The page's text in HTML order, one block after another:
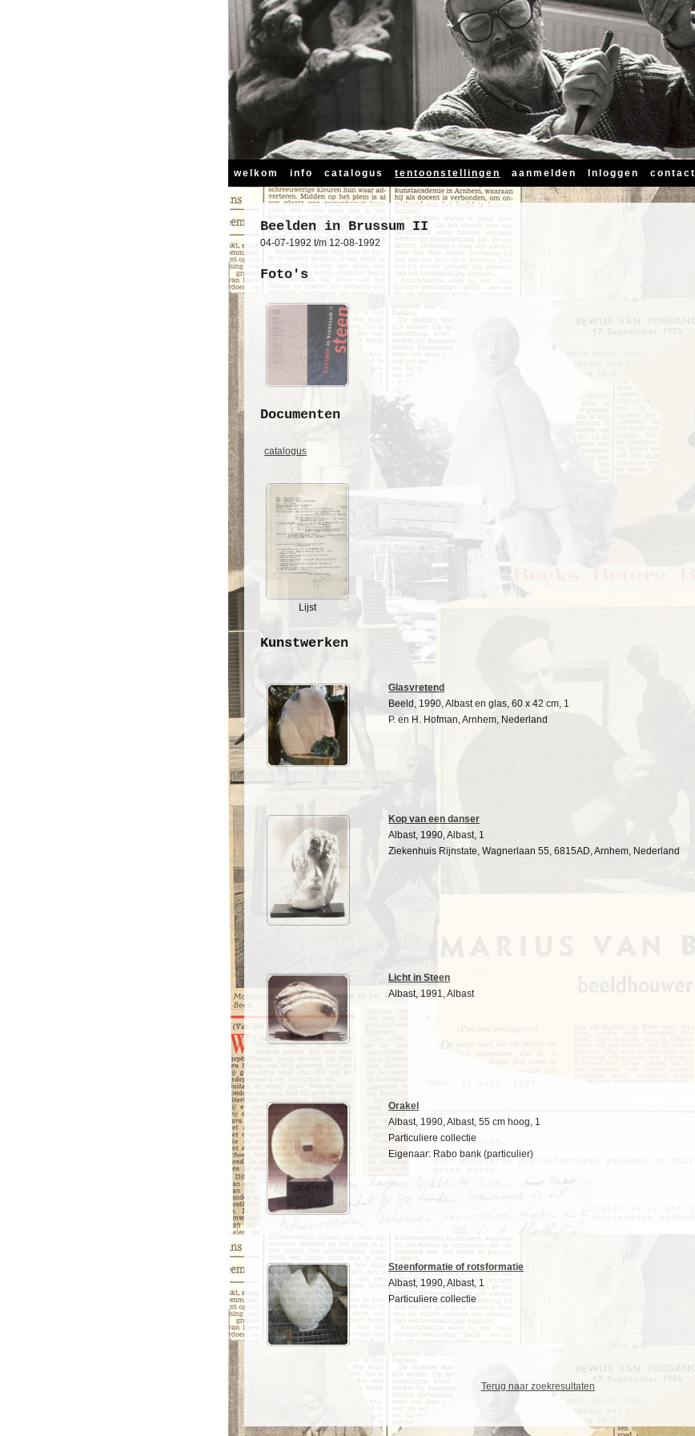
welkom info catalogus tentoonstellingen aanmelden Inloggen contact
Beelden in Brussum II
04-07-1992 t/m 12-08-1992
Foto's
Documenten
catalogus
Lijst
Kunstwerken
Glasvretend
Beeld, 1990, Albast en glas, 60 x 42 cm, 1
P. en H. Hofman, Arnhem, Nederland
Kop van een danser
Albast, 1990, Albast, 1
Ziekenhuis Rijnstate, Wagnerlaan 55, 6815AD, Arnhem, Nederland
Licht in Steen
Albast, 1991, Albast
Orakel
Albast, 1990, Albast, 55 cm hoog, 1
Particuliere collectie
Eigenaar: Rabo bank (particulier)
Steenformatie of rotsformatie
Albast, 1990, Albast, 1
Particuliere collectie
Terug naar zoekresultaten